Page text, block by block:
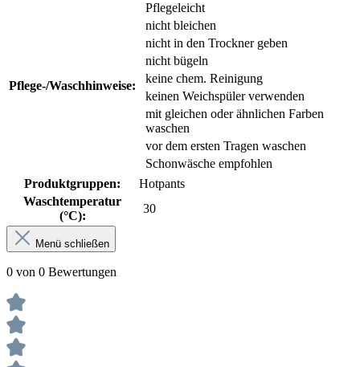
Pflege-/Waschhinweise:
Pflegeleicht
nicht bleichen
nicht in den Trockner geben
nicht bügeln
keine chem. Reinigung
keinen Weichspüler verwenden
mit gleichen oder ähnlichen Farben
waschen
vor dem ersten Tragen waschen
Schonwäsche empfohlen
Produktgruppen:
Hotpants
Waschtemperatur
(°C):
30
Menü schließen
0 von 0 Bewertungen